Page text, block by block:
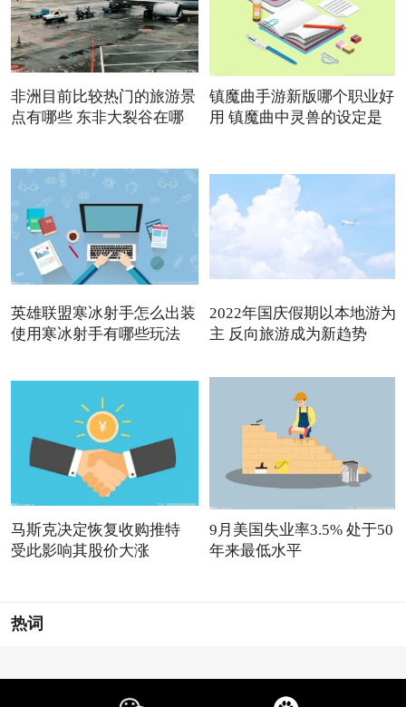
非洲目前比较热门的旅游景
点有哪些 东非大裂谷在哪
镇魔曲手游新版哪个职业好
用 镇魔曲中灵兽的设定是
英雄联盟寒冰射手怎么出装
使用寒冰射手有哪些玩法
2022年国庆假期以本地游为
主 反向旅游成为新趋势
马斯克决定恢复收购推特
受此影响其股价大涨
9月美国失业率3.5% 处于50
年来最低水平
热词